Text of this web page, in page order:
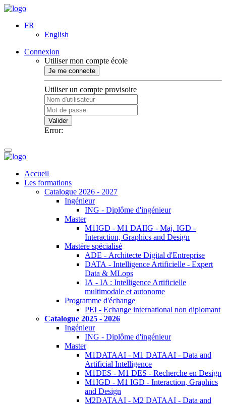
FR
English
Connexion
Utiliser mon compte école
Je me connecte
Utiliser un compte provisoire
Valider
Error:
Accueil
Les formations
Catalogue 2026 - 2027
Ingénieur
ING - Diplôme d'ingénieur
Master
M1IGD - M1 DAIIG - Maj. IGD -
Interaction, Graphics and Design
Mastère spécialisé
ADE - Architecte Digital d'Entreprise
DATA - Intelligence Artificielle - Expert
Data & MLops
IA - IA : Intelligence Artificielle
multimodale et autonome
Programme d'échange
PEI - Echange international non diplomant
Catalogue 2025 - 2026
Ingénieur
ING - Diplôme d'ingénieur
Master
M1DATAAI - M1 DATAAI - Data and
Artificial Intelligence
M1DES - M1 DES - Recherche en Design
M1IGD - M1 IGD - Interaction, Graphics
and Design
M2DATAAI - M2 DATAAI - Data and